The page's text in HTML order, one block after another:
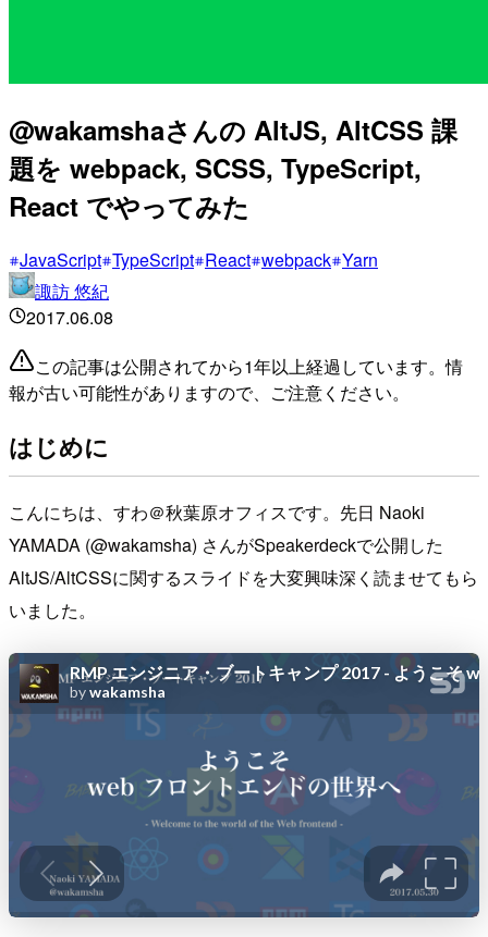
@wakamshaさんの AltJS, AltCSS 課
題を webpack, SCSS, TypeScript,
React でやってみた
JavaScript TypeScript React webpack Yarn
諏訪 悠紀
2017.06.08
この記事は公開されてから1年以上経過しています。情
報が古い可能性がありますので、ご注意ください。
はじめに
こんにちは、すわ＠秋葉原オフィスです。先日 Naoki
YAMADA (@wakamsha) さんがSpeakerdeckで公開した
AltJS/AltCSSに関するスライドを大変興味深く読ませてもら
いました。